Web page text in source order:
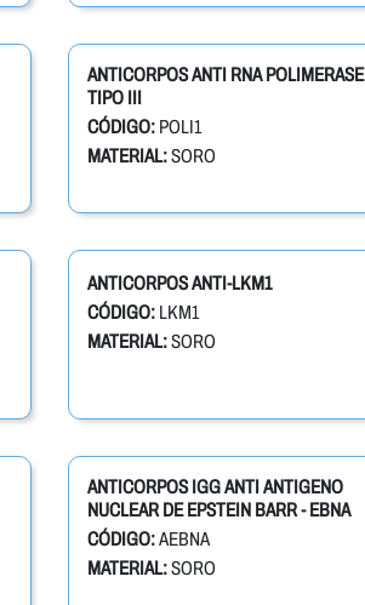
ANTICORPOS ANTI RNA POLIMERASE
TIPO III
CÓDIGO: POLI1
MATERIAL:SORO
ANTICORPOS ANTI-LKM1
CÓDIGO: LKM1
MATERIAL:SORO
ANTICORPOS IGG ANTI ANTIGENO
NUCLEAR DE EPSTEIN BARR - EBNA
CÓDIGO:AEBNA
MATERIAL:SORO